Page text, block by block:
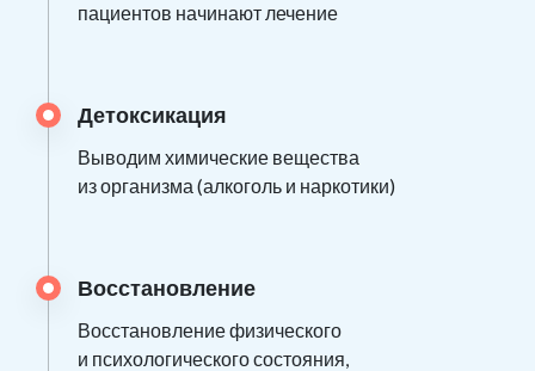
пациентов начинают лечение
Детоксикация
Выводим химические вещества
из организма (алкоголь и наркотики)
Восстановление
Восстановление физического
и психологического состояния,